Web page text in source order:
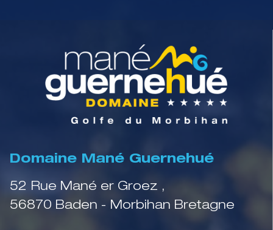
Domaine Mané Guernehué
52 Rue Mané er Groez ,
56870 Baden - Morbihan Bretagne